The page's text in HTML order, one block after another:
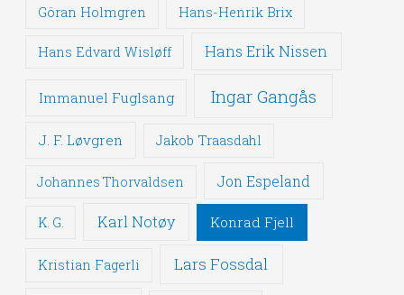
Göran Holmgren Hans-Henrik Brix
Hans Edvard Wisløff Hans Erik Nissen
Immanuel Fuglsang Ingar Gangås
J. F. Løvgren Jakob Traasdahl
Johannes Thorvaldsen Jon Espeland
K. G. Karl Notøy Konrad Fjell
Kristian Fagerli Lars Fossdal